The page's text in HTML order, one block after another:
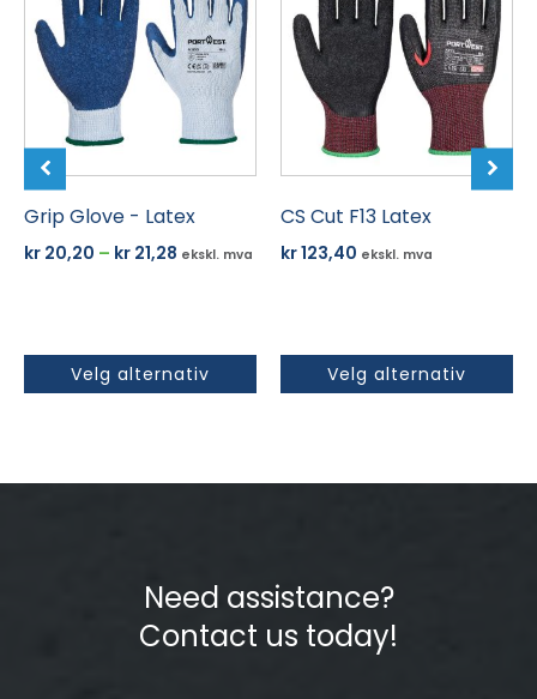
Grip Glove - Latex
kr 20,20 – kr 21,28 Prisområde:
ekskl. mva
Velg alternativ
har
flere
varianter.
Alternativene
velges
på
produktsiden
CS Cut F13 Latex
kr123,40 ekskl. mva
Velg alternativ
har
flere
varianter.
Alternativene
velges
produktsiden
Need assistance?
Contact us today!